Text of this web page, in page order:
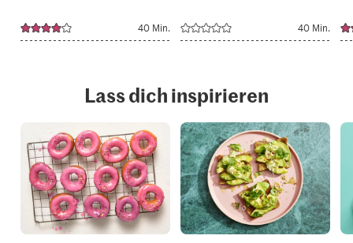
40 Min. 40 Min.
Lass dich inspirieren